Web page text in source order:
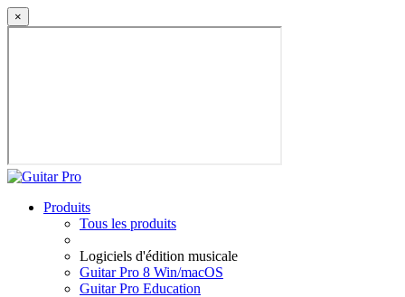
×
Produits
Tous les produits
Logiciels d'édition musicale
Guitar Pro 8 Win/macOS
Guitar Pro Education